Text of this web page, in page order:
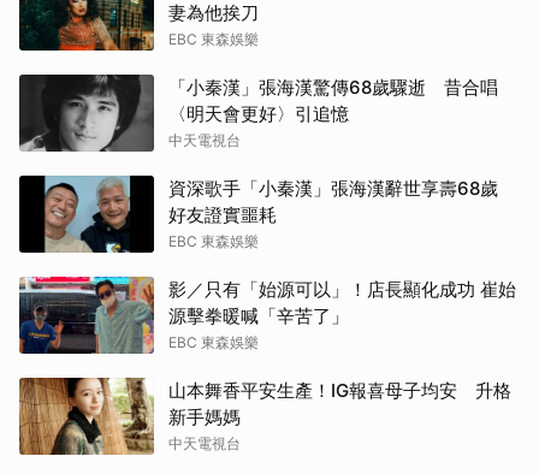
妻為他挨刀
EBC 東森娛樂
「小秦漢」張海漢驚傳68歲驟逝 昔合唱
〈明天會更好〉引追憶
中天電視台
資深歌手「小秦漢」張海漢辭世享壽68歲
好友證實噩耗
EBC 東森娛樂
影／只有「始源可以」！店長顯化成功 崔始
源擊拳暖喊「辛苦了」
EBC 東森娛樂
山本舞香平安生產！IG報喜母子均安 升格
新手媽媽
中天電視台